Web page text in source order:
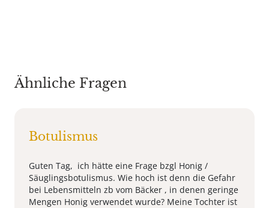
Ähnliche Fragen
Botulismus
Guten Tag, ich hätte eine Frage bzgl Honig /
Säuglingsbotulismus. Wie hoch ist denn die Gefahr
bei Lebensmitteln zb vom Bäcker , in denen geringe
Mengen Honig verwendet wurde? Meine Tochter ist